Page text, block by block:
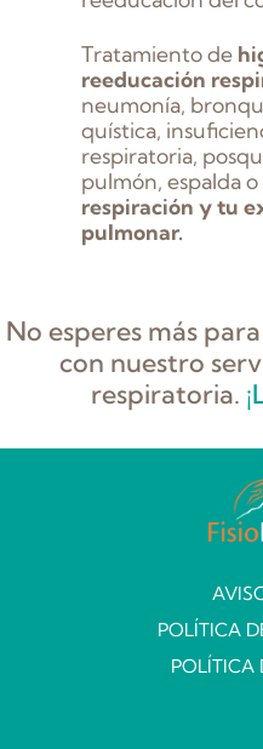
Tratamiento de
reeducación
neumonía,
quística,
respiratoria,
pulmón, espalda
respiración y tu
pulmonar.
No esperes más
con nuestro
respiratoria.
POLÍTICA
POLÍTICA